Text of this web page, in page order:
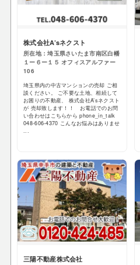
株式会社A’sネクスト
所在地：埼玉県さいたま市南区白幡
１ー６ー１５ オフィスアルファー
106
埼玉県内の中古マンションの売却 ご相
談ください。 ご不要な土地、相続して
お困りの不動産、 株式会社A’sネクスト
が 売却致します！！ お電話でのお問
い合わせはこちらから phone_in_talk
048-606-4370 こんなお悩みはありませ
...
三陽不動産株式会社